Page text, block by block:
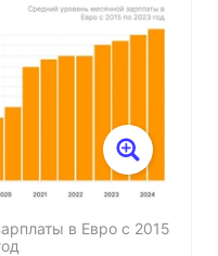
в Евро с 2015